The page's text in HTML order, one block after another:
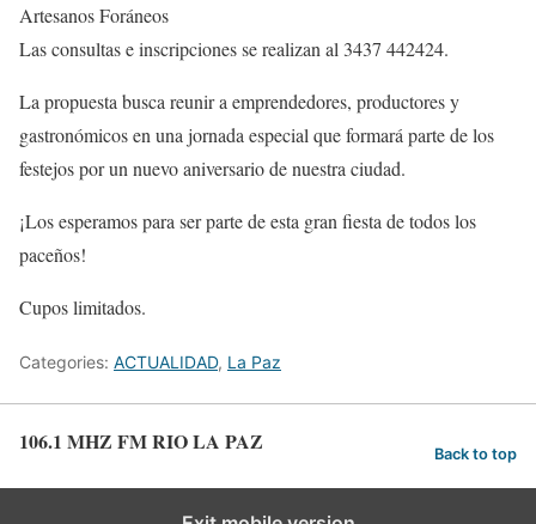
Artesanos Foráneos
Las consultas e inscripciones se realizan al 3437 442424.
La propuesta busca reunir a emprendedores, productores y
gastronómicos en una jornada especial que formará parte de los
festejos por un nuevo aniversario de nuestra ciudad.
¡Los esperamos para ser parte de esta gran fiesta de todos los
paceños!
Cupos limitados.
Categories: ACTUALIDAD, La Paz
106.1 MHZ FM RIO LA PAZ Back to top